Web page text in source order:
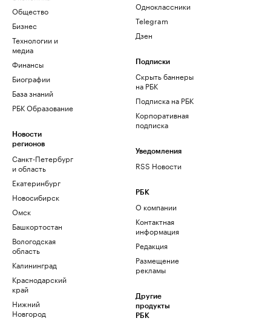
Общество
Бизнес
Технологии и
медиа
Финансы
Биографии
База знаний
РБК Образование
Новости
регионов
Санкт-Петербург
и область
Екатеринбург
Новосибирск
Омск
Башкортостан
Вологодская
область
Калининград
Краснодарский
край
Нижний
Новгород
Одноклассники
Telegram
Дзен
Подписки
Скрыть баннеры
на РБК
Подписка на РБК
Корпоративная
подписка
Уведомления
RSS Новости
РБК
О компании
Контактная
информация
Редакция
Размещение
рекламы
Другие
продукты
РБК